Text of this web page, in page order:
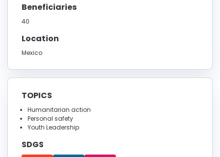
Beneficiaries
40
Location
Mexico
TOPICS
Humanitarian action
Personal safety
Youth Leadership
SDGS